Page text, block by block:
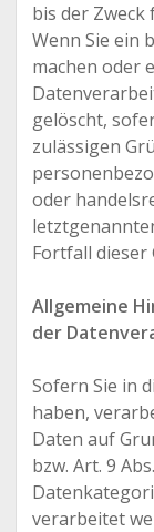
bis der
Wenn Sie ein
machen oder
gelöscht,
zulässigen
oder
Fortfall dieser
Allgemeine
der
Sofern Sie in
haben,
Daten auf
bzw. Art. 9
verarbeitet